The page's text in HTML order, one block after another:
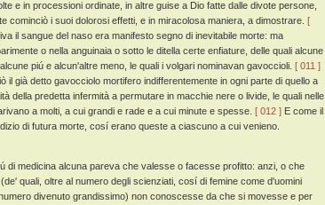
e in processioni ordinate, in altre guise a Dio fatte dalle divote persone,
cominciò i suoi dolorosi effetti, e in miracolosa maniera, a dimostrare. [
il sangue del naso era manifesto segno di inevitabile morte: ma
o nella anguinaia o sotto le ditella certe enfiature, delle quali alcune
piú e alcun'altre meno, le quali i volgari nominavan gavoccioli. [ 011 ]
già detto gavocciolo mortifero indifferentemente in ogni parte di quello a
della predetta infermità a permutare in macchie nere o livide, le quali nelle
a molti, a cui grandi e rade e a cui minute e spesse. [ 012 ] E come il
di futura morte, cosí erano queste a ciascuno a cui venieno.
di medicina alcuna pareva che valesse o facesse profitto: anzi, o che
quali, oltre al numero degli scienziati, cosí di femine come d'uomini
divenuto grandissimo) non conoscesse da che si movesse e per